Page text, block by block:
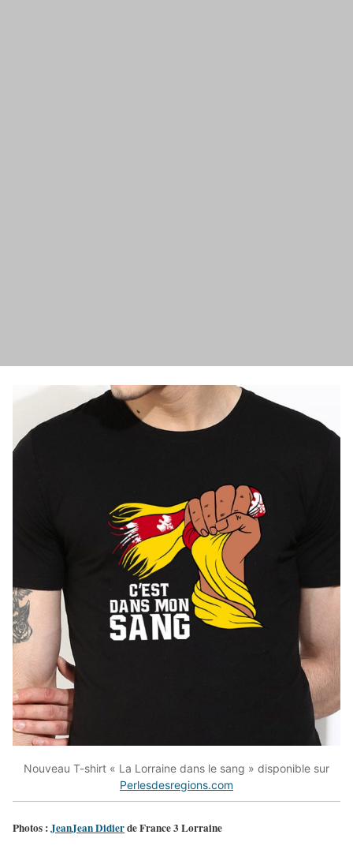
Nouveau T-shirt « La Lorraine dans le sang » disponible sur
Perlesdesregions.com
Photos :JeanJean Didierde France 3 Lorraine